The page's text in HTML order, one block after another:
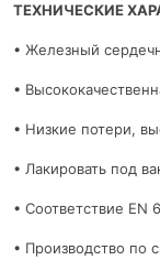
ТЕХНИЧЕСКИЕ
• Железный
•
• Низкие потери,
• Лакировать под
• Соответствие EN
• Производство по